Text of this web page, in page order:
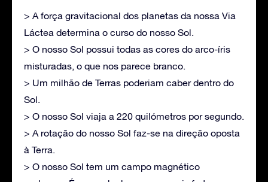
> A força gravitacional dos planetas da nossa Via
Láctea determina o curso do nosso Sol.
> O nosso Sol possui todas as cores do arco-íris
misturadas, o que nos parece branco.
> Um milhão de Terras poderiam caber dentro do
Sol.
> O nosso Sol viaja a 220 quilómetros por segundo.
> A rotação do nosso Sol faz-se na direção oposta
à Terra.
> O nosso Sol tem um campo magnético